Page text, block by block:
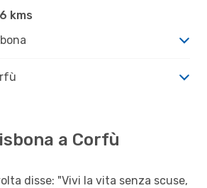
kms
a Corfù
disse: "Vivi la vita senza scuse,